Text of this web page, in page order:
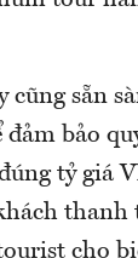
sẵn
bảo
tỷ giá
thanh
cho